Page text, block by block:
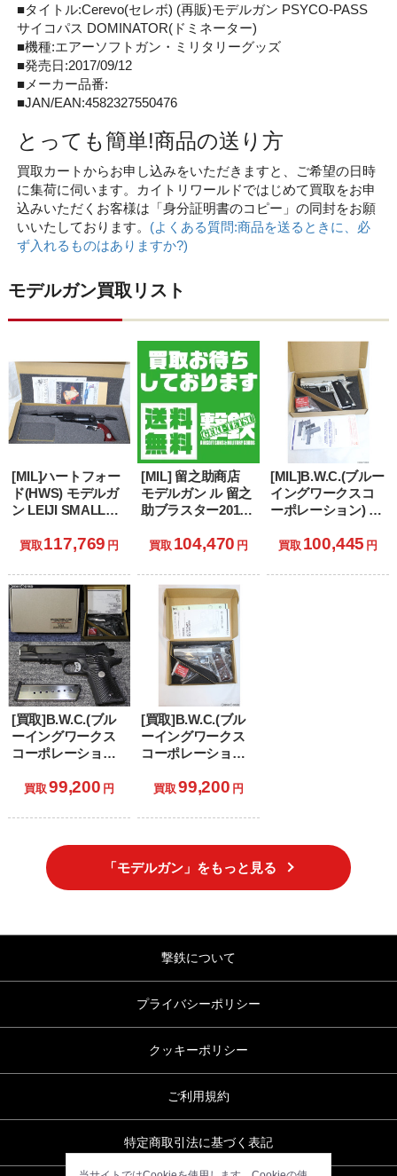
■タイトル:Cerevo(セレボ) (再販)モデルガン PSYCO-PASS
サイコパス DOMINATOR(ドミネーター)
■機種:エアーソフトガン・ミリタリーグッズ
■発売日:2017/09/12
■メーカー品番:
■JAN/EAN:4582327550476
とっても簡単!商品の送り方
買取カートからお申し込みをいただきますと、ご希望の日時
に集荷に伺います。カイトリワールドではじめて買取をお申
込みいただくお客様は「身分証明書のコピー」の同封をお願
いいたしております。 (よくある質問:商品を送るときに、必
ず入れるものはありますか?)
モデルガン買取リスト
[MIL]ハートフォー
ド(HWS) モデルガ
ン LEIJI SMALL
COLLECTION 戦士
グーン シリアルナ
ンバー2:クイーン・
エメラルダスモデ
ル
買取 117,769 円
[MIL] 留之助商店
モデルガン ル 留之
助ブラスター2019
ィション 「ブレー
買取 104,470 円
[MIL]B.W.C.(ブルー
イングワークスコ
ーポレーション) 発
Kimber
TLE/RL II(キンバー
買取 100,445 円
[買取]B.W.C.(ブル
ーイングワークス
コーポレーション)
ガン ウィルソンコ
ルフレーム ライト
ルーイング仕様
買取 99,200 円
[買取]B.W.C.(ブル
ーイングワークス
コーポレーション)
ガン AMT
ードボーラー) 5イ
買取 99,200 円
「モデルガン」をもっと見る
撃鉄について
プライバシーポリシー
クッキーポリシー
ご利用規約
特定商取引法に基づく表記